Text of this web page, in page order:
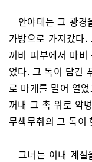
안야테는 그 광경
가방으로 가져갔다
꺼비 피부에서 마
었다. 그 독이 담긴
로 마개를 밀어 열
꺼내 그 촉 위로 약
무색무취의 그 독이
그녀는 이내 계